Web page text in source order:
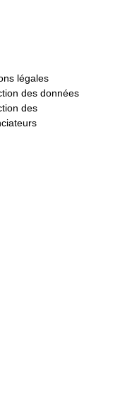
légales
des données
des